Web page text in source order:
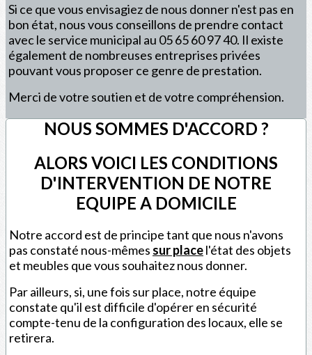
Si ce que vous envisagiez de nous donner n'est pas en
bon état, nous vous conseillons de prendre contact
avec le service municipal au 05 65 60 97 40. Il existe
également de nombreuses entreprises privées
pouvant vous proposer ce genre de prestation.
Merci de votre soutien et de votre compréhension.
NOUS SOMMES D'ACCORD ?
ALORS VOICI LES CONDITIONS
D'INTERVENTION DE NOTRE
EQUIPE A DOMICILE
Notre accord est de principe tant que nous n'avons
pas constaté nous-mêmes sur placel'état des objets
et meubles que vous souhaitez nous donner.
Par ailleurs, si, une fois sur place, notre équipe
constate qu'il est difficile d'opérer en sécurité
compte-tenu de la configuration des locaux, elle se
retirera.